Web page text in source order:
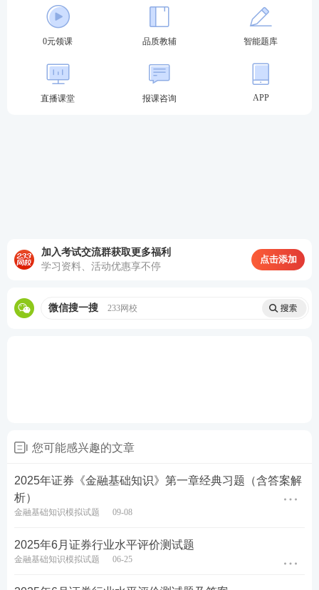
4、下面关于央行票据的说法正确的有( )。
Ⅱ．是为了调节基础货币
Ⅲ．是一种短期债券
D.Ⅰ、Ⅱ、Ⅲ、Ⅳ
B.政府增加公共开支，社会总需求扩大，投资者对企
C.市场参与者的心理和行为可以加剧金融风险
价格下降
0元领课 品质教辅 智能题库
直播课堂 报课咨询 APP
加入考试交流群获取更多福利
学习资料、活动优惠享不停
点击添加
微信搜一搜 233网校
您可能感兴趣的文章
2025年证券《金融基础知识》第一章经典习题（含答案解
析）
金融基础知识模拟试题 09-08
2025年6月证券行业水平评价测试题
金融基础知识模拟试题 06-25